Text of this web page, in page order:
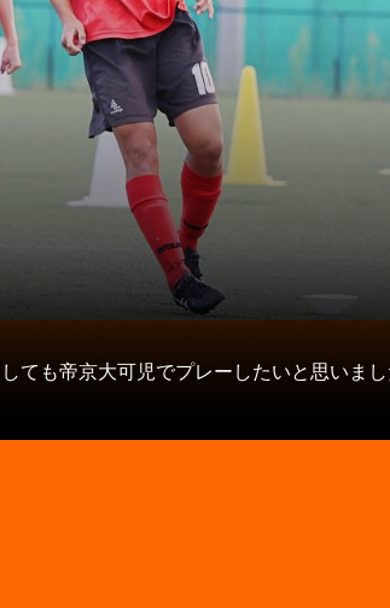
ても帝京大可児でプレーしたいと思いま